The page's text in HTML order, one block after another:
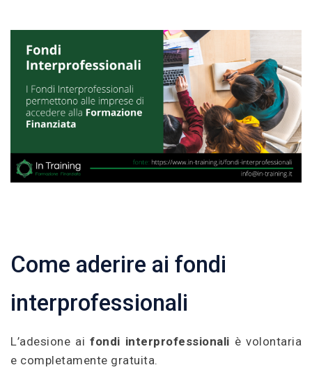
Come aderire ai fondi
interprofessionali
L’adesione ai fondi interprofessionali è volontaria
e completamente gratuita.